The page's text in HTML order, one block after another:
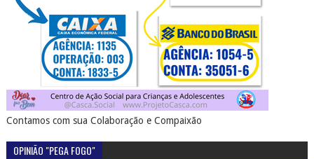
Contamos com sua Colaboração e Compaixão
OPINIÃO "PEGA FOGO"